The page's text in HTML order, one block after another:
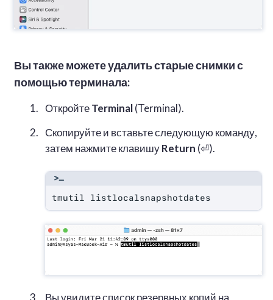
Вы также можете удалить старые снимки с
помощью терминала:
ОткройтеTerminal(Terminal).
Скопируйте и вставьте следующую команду,
затем нажмите клавишуReturn (⏎).
tmutil listlocalsnapshotdates
Вы увидите список резервных копий на